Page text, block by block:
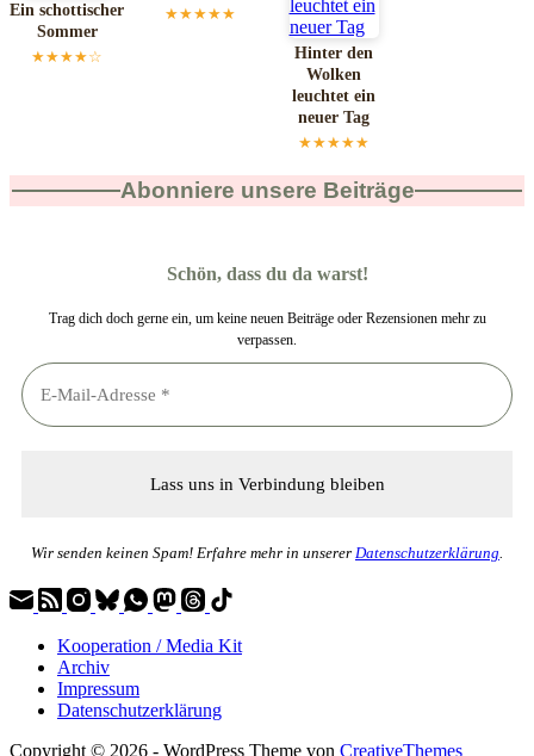
Ein schottischer
Sommer
★★★★☆
★★★★★
Hinter den
Wolken
leuchtet ein
neuer Tag
★★★★★
Abonniere unsere Beiträge
Schön, dass du da warst!
Trag dich doch gerne ein, um keine neuen Beiträge oder Rezensionen mehr zu
verpassen.
Wir senden keinen Spam! Erfahre mehr in unserer Datenschutzerklärung
Kooperation / Media Kit
Archiv
Impressum
Datenschutzerklärung
Copyright © 2026 - WordPress Theme von CreativeThemes